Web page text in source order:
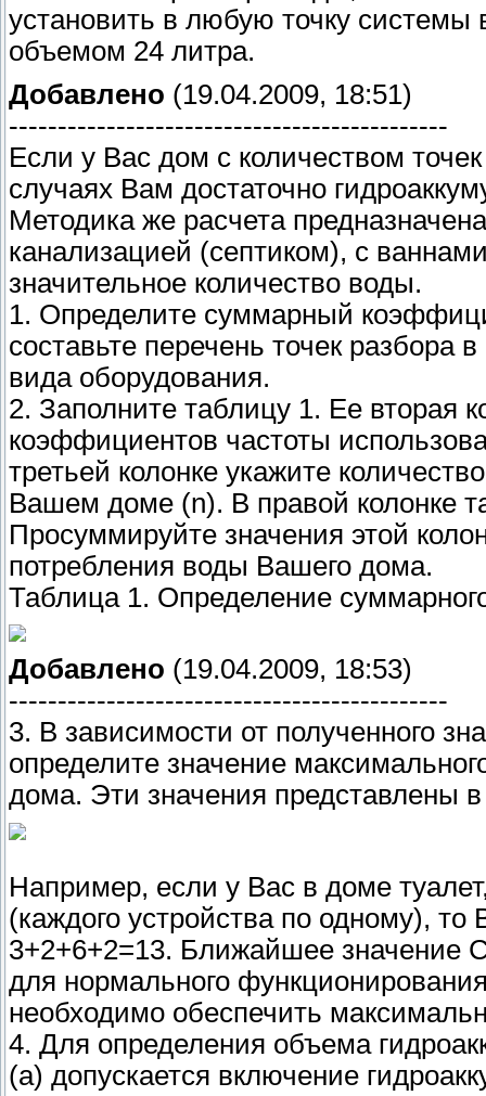
установить в любую точку системы
объемом 24 литра.
Добавлено (19.04.2009, 18:51)
---------------------------------------------
Если у Вас дом с количеством
случаях Вам достаточно
Методика же расчета
канализацией (септиком), с
значительное количество воды.
1. Определите суммарный
составьте перечень точек
вида оборудования.
2. Заполните таблицу 1. Ее вторая
коэффициентов частоты
третьей колонке укажите
Вашем доме (n). В правой колонке
Просуммируйте значения этой
потребления воды Вашего дома.
Таблица 1. Определение
Добавлено (19.04.2009, 18:53)
---------------------------------------------
3. В зависимости от полученного
определите значение
дома. Эти значения представлены
Например, если у Вас в доме
(каждого устройства по одному),
3+2+6+2=13. Ближайшее значение
для нормального
необходимо обеспечить
4. Для определения объема
(а) допускается включение